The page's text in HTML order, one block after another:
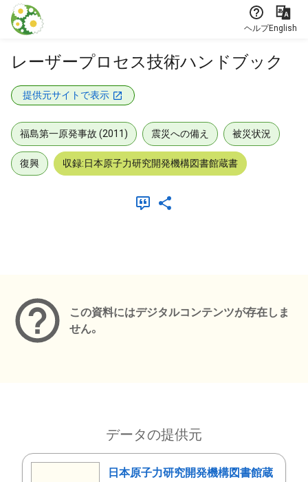
本文に飛ぶ
ヘルプEnglish
レーザープロセス技術ハンドブック
提供元サイトで表示
福島第一原発事故 (2011) 震災への備え 被災状況
復興 収録:日本原子力研究開発機構図書館蔵書
この資料にはデジタルコンテンツが存在しま
せん。
データの提供元
日本原子力研究開発機構図書館蔵